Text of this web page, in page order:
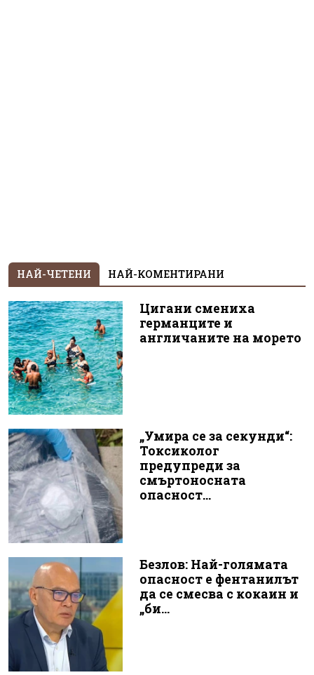
НАЙ-ЧЕТЕНИ НАЙ-КОМЕНТИРАНИ
Цигани смениха
германците и
англичаните на морето
„Умира се за секунди“:
Токсиколог
предупреди за
смъртоносната
опасност...
Безлов: Най-голямата
опасност е фентанилът
да се смесва с кокаин и
„би...